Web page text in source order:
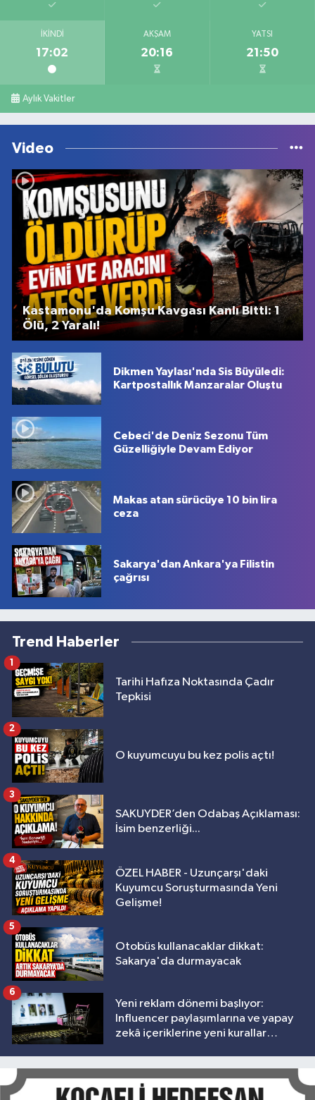
İKINDI
17:02
AKŞAM
20:16
YATSI
21:50
Aylık Vakitler
Video
Kastamonu'da Komşu Kavgası Kanlı Bitti: 1
Ölü, 2 Yaralı!
Dikmen Yaylası'nda Sis Büyüledi:
Kartpostallık Manzaralar Oluştu
Cebeci'de Deniz Sezonu Tüm
Güzelliğiyle Devam Ediyor
Makas atan sürücüye 10 bin lira
ceza
Sakarya'dan Ankara'ya Filistin
çağrısı
Trend Haberler
Tarihi Hafıza Noktasında Çadır
Tepkisi
1
O kuyumcuyu bu kez polis açtı!
2
SAKUYDER’den Odabaş Açıklaması:
İsim benzerliği...
3
ÖZEL HABER - Uzunçarşı'daki
Kuyumcu Soruşturmasında Yeni
Gelişme!
4
Otobüs kullanacaklar dikkat:
Sakarya'da durmayacak
5
Yeni reklam dönemi başlıyor:
Influencer paylaşımlarına ve yapay
zekâ içeriklerine yeni kurallar
6